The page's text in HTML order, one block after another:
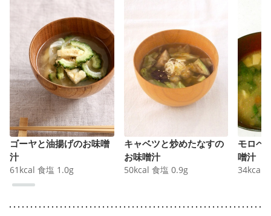
ゴーヤと油揚げのお味噌
汁
61 kcal 食塩 1.0g
キャベツと炒めたなすの
お味噌汁
50kcal 食塩 0.9g
モロヘ
噌汁
34kcal